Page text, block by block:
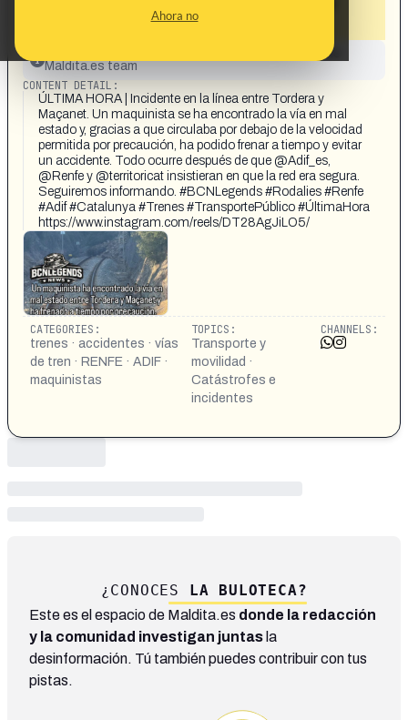
Ahora no
Renfe aseguraban que era segura»
This content has not yet been investigated by the
Maldita.es team
CONTENT DETAIL:
ÚLTIMA HORA | Incidente en la línea entre Tordera y
Maçanet. Un maquinista se ha encontrado la vía en mal
estado y, gracias a que circulaba por debajo de la velocidad
permitida por precaución, ha podido frenar a tiempo y evitar
un accidente. Todo ocurre después de que @Adif_es,
@Renfe y @territoricat insistieran en que la red era segura.
Seguiremos informando. #BCNLegends #Rodalies #Renfe
#Adif #Catalunya #Trenes #TransportePúblico #ÚltimaHora
https://www.instagram.com/reels/DT28AgJiLO5/
CATEGORIES:
trenes · accidentes · vías
de tren · RENFE · ADIF ·
maquinistas
TOPICS:
Transporte y
movilidad ·
Catástrofes e
incidentes
CHANNELS:
¿CONOCES LA BULOTECA?
Este es el espacio de Maldita.es donde la redacción
y la comunidad investigan juntas la
desinformación. Tú también puedes contribuir con tus
pistas.